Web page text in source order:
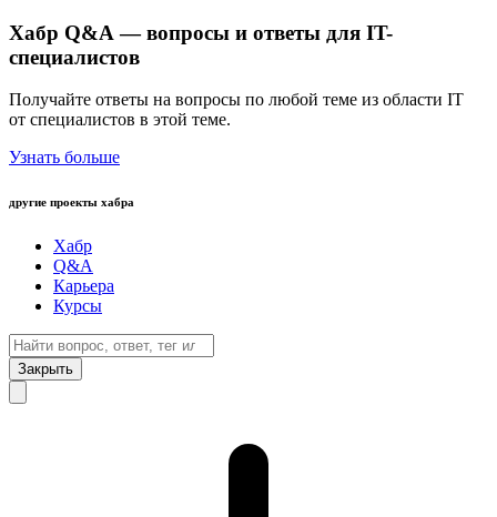
Хабр Q&A — вопросы и ответы для IT-
специалистов
Получайте ответы на вопросы по любой теме из области IT
от специалистов в этой теме.
Узнать больше
другие проекты хабра
Хабр
Q&A
Карьера
Курсы
Закрыть